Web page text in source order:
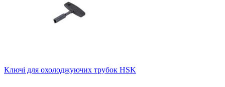
Ключі для охолоджуючих трубок HSK